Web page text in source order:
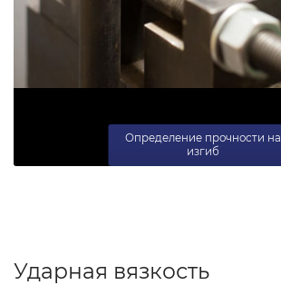
Определение прочности на
изгиб
Ударная вязкость